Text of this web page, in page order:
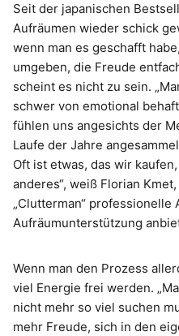
Seit der japanischen
Aufräumen wieder schick
wenn man es geschafft
umgeben, die Freude
scheint es nicht zu sein.
schwer von emotional
fühlen uns angesichts der
Laufe der Jahre
Oft ist etwas, das wir
anderes“, weiß Florian
„Clutterman“ professionelle
Aufräumunterstützung
Wenn man den Prozess
viel Energie frei werden.
nicht mehr so viel suchen
mehr Freude, sich in den